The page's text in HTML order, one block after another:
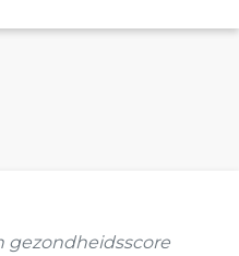
gezondheidsscore